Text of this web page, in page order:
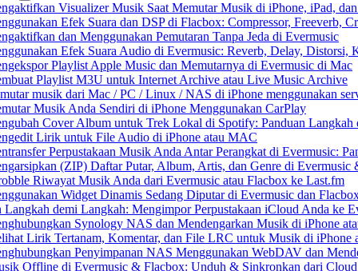
Visualizer Musik Saat Memutar Musik di iPhone, iPad,
Efek Suara dan DSP di Flacbox: Compressor, Freeverb,
dan Menggunakan Pemutaran Tanpa Jeda di Evermusic
Efek Suara Audio di Evermusic: Reverb, Delay, Distorsi,
Playlist Apple Music dan Memutarnya di Evermusic di Mac
Playlist M3U untuk Internet Archive atau Live Music Archive
musik dari Mac / PC / Linux / NAS di iPhone menggunakan
Musik Anda Sendiri di iPhone Menggunakan CarPlay
Cover Album untuk Trek Lokal di Spotify: Panduan
Lirik untuk File Audio di iPhone atau MAC
Perpustakaan Musik Anda Antar Perangkat di Evermusic:
(ZIP) Daftar Putar, Album, Artis, dan Genre di Evermusic
Riwayat Musik Anda dari Evermusic atau Flacbox ke Last.fm
Widget Dinamis Sedang Diputar di Evermusic dan
Langkah demi Langkah: Mengimpor Perpustakaan iCloud Anda ke
Synology NAS dan Mendengarkan Musik di iPhone
Lirik Tertanam, Komentar, dan File LRC untuk Musik di iPhone
Penyimpanan NAS Menggunakan WebDAV dan
Offline di Evermusic & Flacbox: Unduh & Sinkronkan dari